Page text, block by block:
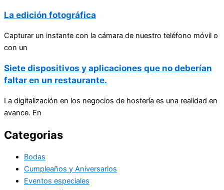
La edición fotográfica
Capturar un instante con la cámara de nuestro teléfono móvil o
con un
Siete dispositivos y aplicaciones que no deberían
faltar en un restaurante.
La digitalización en los negocios de hostería es una realidad en
avance. En
Categorias
Bodas
Cumpleaños y Aniversarios
Eventos especiales